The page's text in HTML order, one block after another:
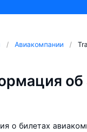
Авиакомпании
об
о билетах